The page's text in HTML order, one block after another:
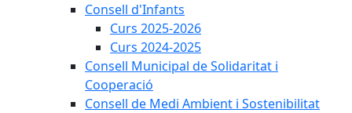
Consell d'Infants
Curs 2025-2026
Curs 2024-2025
Consell Municipal de Solidaritat i
Cooperació
Consell de Medi Ambient i Sostenibilitat